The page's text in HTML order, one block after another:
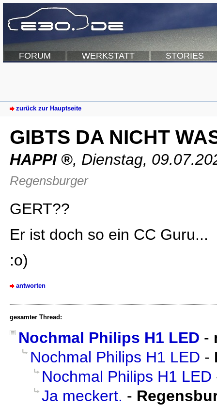
FORUM WERKSTATT STORIES
zurück zur Hauptseite
GIBTS DA NICHT
HAPPI , Dienstag,
Regensburger
GERT??
Er ist doch so ein CC Guru...
:o)
antworten
gesamter Thread:
Nochmal Philips H1 LED -
Nochmal Philips H1 LED -
Nochmal Philips H1 LED
Ja meckert. -